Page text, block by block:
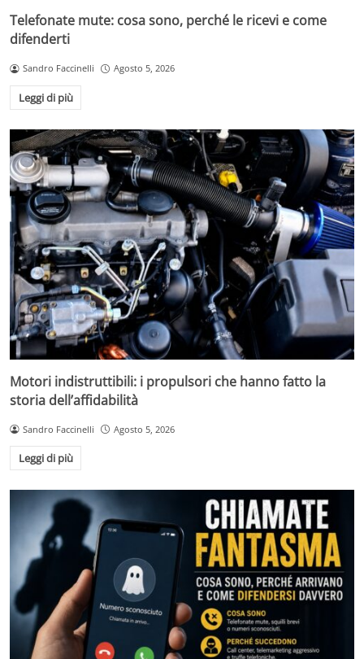
Telefonate mute: cosa sono, perché le ricevi e come
difenderti
Sandro Faccinelli Agosto 5, 2026
Leggi di più
Motori indistruttibili: i propulsori che hanno fatto la
storia dell’affidabilità
Sandro Faccinelli Agosto 5, 2026
Leggi di più